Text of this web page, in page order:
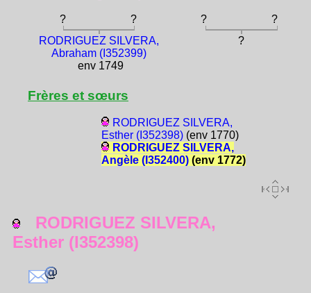
? ? ?
?
RODRIGUEZ SILVERA,
Abraham (I352399)
env 1749
?
Frères et sœurs
RODRIGUEZ SILVERA,
Esther (I352398)(env 1770)
RODRIGUEZ SILVERA,
Angèle (I352400)(env 1772)
RODRIGUEZ SILVERA,
Esther (I352398)